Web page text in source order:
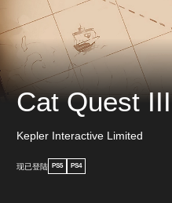
Cat Quest III
Kepler Interactive Limited
现已登陆 PS5 PS4